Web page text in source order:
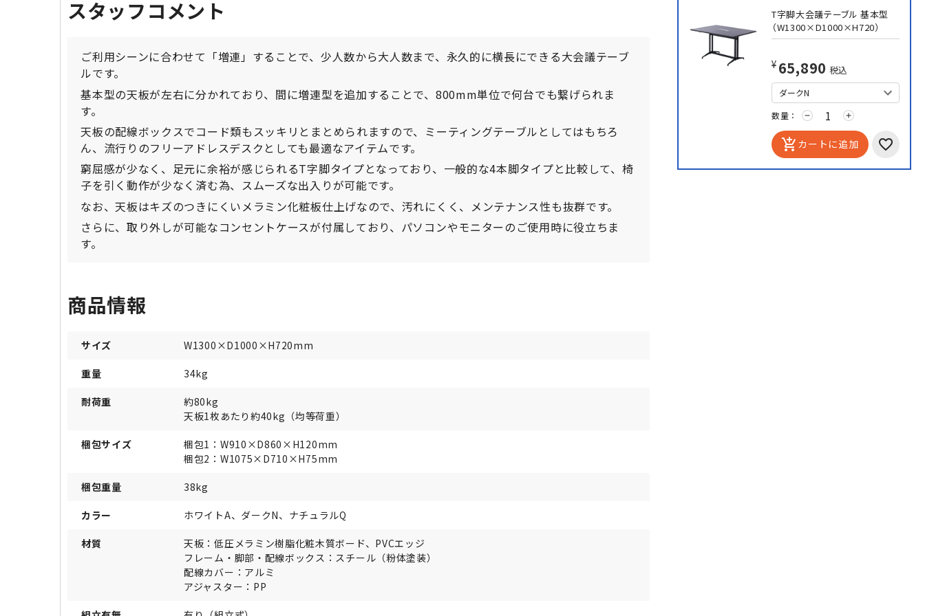
スタッフコメント
ご利用シーンに合わせて「増連」することで、少人数から大人数まで、永久的に横長にできる大会議テーブ
ルです。
基本型の天板が左右に分かれており、間に増連型を追加することで、800mm単位で何台でも繋げられま
す。
天板の配線ボックスでコード類もスッキリとまとめられますので、ミーティングテーブルとしてはもちろ
ん、流行りのフリーアドレスデスクとしても最適なアイテムです。
窮屈感が少なく、足元に余裕が感じられるT字脚タイプとなっており、一般的な4本脚タイプと比較して、椅
子を引く動作が少なく済む為、スムーズな出入りが可能です。
なお、天板はキズのつきにくいメラミン化粧板仕上げなので、汚れにくく、メンテナンス性も抜群です。
さらに、取り外しが可能なコンセントケースが付属しており、パソコンやモニターのご使用時に役立ちま
す。
商品情報
サイズ W1300×D1000×H720mm
重量 34kg
耐荷重
約80kg
天板1枚あたり約40kg（均等荷重）
梱包サイズ
梱包1：W910×D860×H120mm
梱包2：W1075×D710×H75mm
梱包重量 38kg
カラー ホワイトA、ダークN、ナチュラルQ
材質
天板：低圧メラミン樹脂化粧木質ボード、PVCエッジ
フレーム・脚部・配線ボックス：スチール（粉体塗装）
配線カバー：アルミ
アジャスター：PP
T字脚大会議テーブル 基本型
（W1300×D1000×H720）
¥65,890 税込
数量： remove add
add_shopping_cart カートに追加